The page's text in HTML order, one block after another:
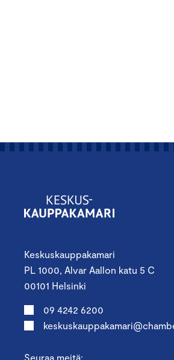
Keskuskauppakamari
PL 1000, Alvar Aallon katu 5 C
00101 Helsinki
09 4242 6200
Seuraa meitä: